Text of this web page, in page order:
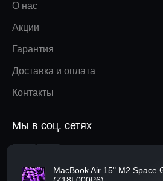
MacBook Air 15" M2 Space
О нас
Акции
Гарантия
Доставка и оплата
Контакты
Мы в соц. сетях